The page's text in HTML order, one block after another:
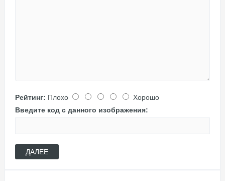
Рейтинг: Плохо
Хорошо
Введите код с данного изображения:
ДАЛЕЕ